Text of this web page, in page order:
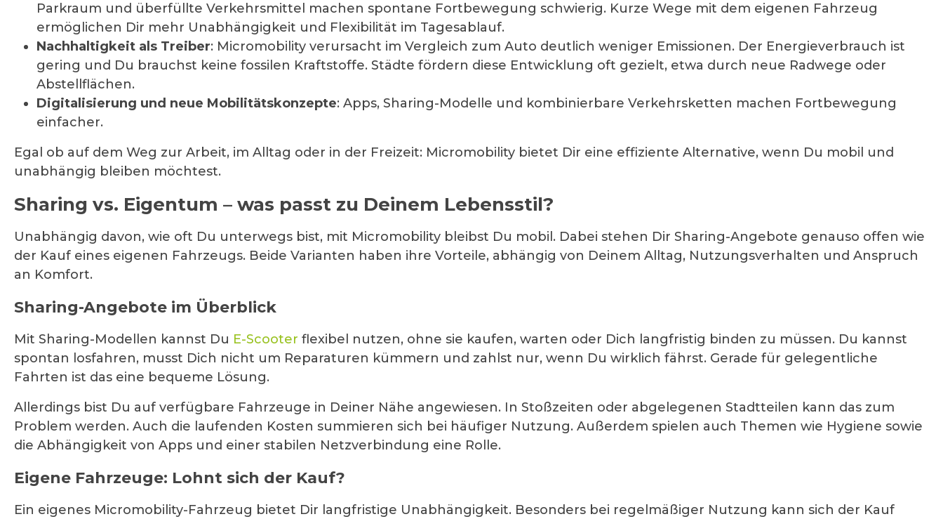
Parkraum und überfüllte Verkehrsmittel machen spontane Fortbewegung schwierig. Kurze Wege mit dem eigenen Fahrzeug
ermöglichen Dir mehr Unabhängigkeit und Flexibilität im Tagesablauf.
Nachhaltigkeit als Treiber: Micromobility verursacht im Vergleich zum Auto deutlich weniger Emissionen. Der Energieverbrauch ist
gering und Du brauchst keine fossilen Kraftstoffe. Städte fördern diese Entwicklung oft gezielt, etwa durch neue Radwege oder
Abstellflächen.
Digitalisierung und neue Mobilitätskonzepte: Apps, Sharing-Modelle und kombinierbare Verkehrsketten machen Fortbewegung
einfacher.
Egal ob auf dem Weg zur Arbeit, im Alltag oder in der Freizeit: Micromobility bietet Dir eine effiziente Alternative, wenn Du mobil und
unabhängig bleiben möchtest.
Sharing vs. Eigentum – was passt zu Deinem Lebensstil?
Unabhängig davon, wie oft Du unterwegs bist, mit Micromobility bleibst Du mobil. Dabei stehen Dir Sharing-Angebote genauso offen wie
der Kauf eines eigenen Fahrzeugs. Beide Varianten haben ihre Vorteile, abhängig von Deinem Alltag, Nutzungsverhalten und Anspruch
an Komfort.
Sharing-Angebote im Überblick
Mit Sharing-Modellen kannst Du E-Scooter flexibel nutzen, ohne sie kaufen, warten oder Dich langfristig binden zu müssen. Du kannst
spontan losfahren, musst Dich nicht um Reparaturen kümmern und zahlst nur, wenn Du wirklich fährst. Gerade für gelegentliche
Fahrten ist das eine bequeme Lösung.
Allerdings bist Du auf verfügbare Fahrzeuge in Deiner Nähe angewiesen. In Stoßzeiten oder abgelegenen Stadtteilen kann das zum
Problem werden. Auch die laufenden Kosten summieren sich bei häufiger Nutzung. Außerdem spielen auch Themen wie Hygiene sowie
die Abhängigkeit von Apps und einer stabilen Netzverbindung eine Rolle.
Eigene Fahrzeuge: Lohnt sich der Kauf?
Ein eigenes Micromobility-Fahrzeug bietet Dir langfristige Unabhängigkeit. Besonders bei regelmäßiger Nutzung kann sich der Kauf